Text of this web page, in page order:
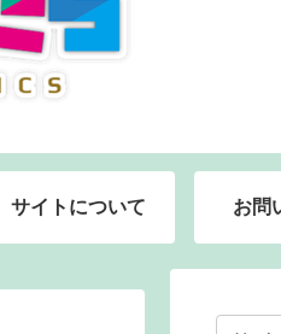
サイトについて お問